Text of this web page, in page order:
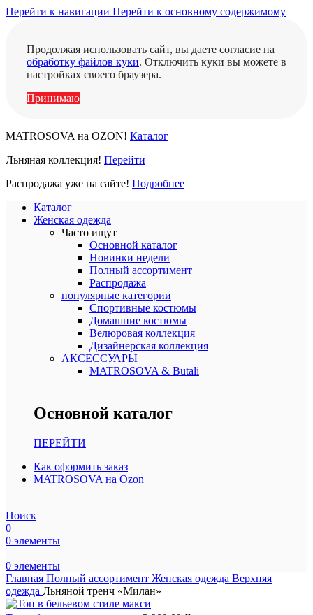
Перейти к навигации Перейти к основному содержимому
Продолжая использовать сайт, вы даете согласие на
обработку файлов куки. Отключить куки вы можете в
настройках своего браузера.
Принимаю
MATROSOVA на OZON! Каталог
Льняная коллекция! Перейти
Распродажа уже на сайте! Подробнее
Каталог
Женская одежда
Часто ищут
Основной каталог
Новинки недели
Полный ассортимент
Распродажа
популярные категории
Спортивные костюмы
Домашние костюмы
Велюровая коллекция
Дизайнерская коллекция
АКСЕССУАРЫ
MATROSOVA & Butali
Основной каталог
ПЕРЕЙТИ
Как оформить заказ
MATROSOVA на Ozon
Поиск
0
0 элементы
0 элементы
Главная Полный ассортимент Женская одежда Верхняя
одежда Льняной тренч «Милан»